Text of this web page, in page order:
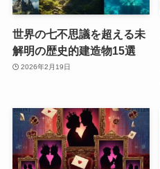
世界の七不思議を超える未
解明の歴史的建造物15選
2026年2月19日